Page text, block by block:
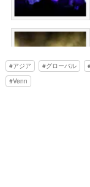
アジア グローバル
Venn